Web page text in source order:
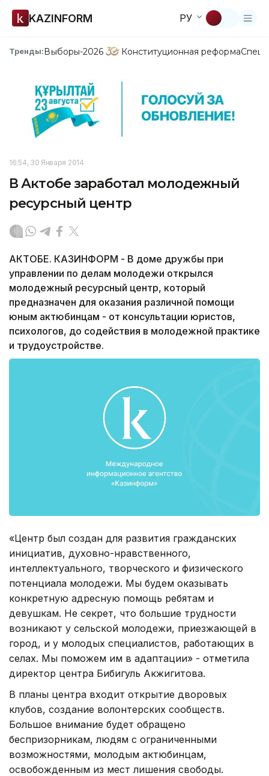
KAZINFORM РУ
Тренды:Выборы-2026 Конституционная реформа
16:54, 30 Января 2014
В Актобе заработал молодежный
ресурсный центр
АКТОБЕ. КАЗИНФОРМ - В доме дружбы при
управлении по делам молодежи открылся
молодежный ресурсный центр, который
предназначен для оказания различной помощи
юным актюбинцам - от консультации юристов,
психологов, до содействия в молодежной практике
и трудоустройстве.
«Центр был создан для развития гражданских
инициатив, духовно-нравственного,
интеллектуального, творческого и физического
потенциала молодежи. Мы будем оказывать
конкретную адресную помощь ребятам и
девушкам. Не секрет, что большие трудности
возникают у сельской молодежи, приезжающей в
город, и у молодых специалистов, работающих в
селах. Мы поможем им в адаптации» - отметила
директор центра Бибигуль Акжигитова.
В планы центра входит открытие дворовых
клубов, создание волонтерских сообществ.
Большое внимание будет обращено
беспризорникам, людям с ограниченными
возможностями, молодым актюбинцам,
освобожденным из мест лишения свободы.